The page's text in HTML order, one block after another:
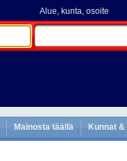
Alue, kunta, osoite
Mainosta täällä Kunnat